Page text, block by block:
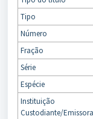
Tipo
Número
Fração
Série
Espécie
Instituição
Custodiante/Emissora